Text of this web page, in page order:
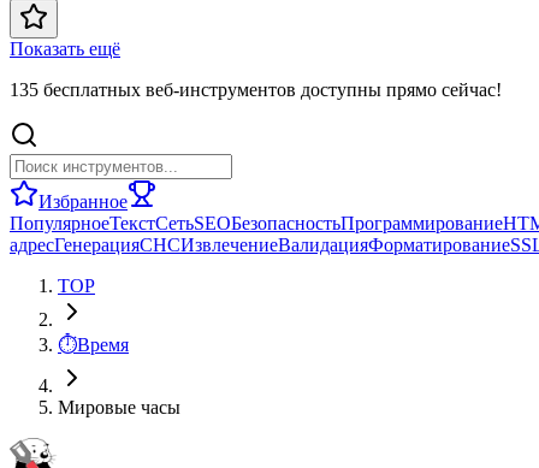
Показать ещё
135 бесплатных веб-инструментов доступны прямо сейчас!
Избранное
ПопулярноеТекстСетьSEOБезопасностьПрограммирование
адресГенерацияСНСИзвлечениеВалидацияФорматирование
TOP
⏱️Время
Мировые часы